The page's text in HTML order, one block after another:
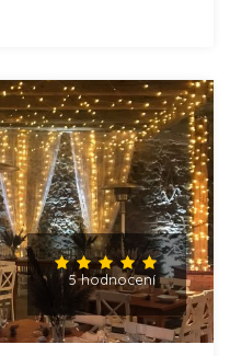
5 hodnocení